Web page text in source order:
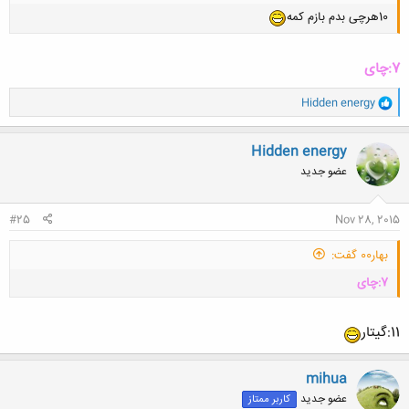
10هرچی بدم بازم کمه
7:چای
و
ا
ک
ن
ش
ه
ا
Hidden energy
Hidden energy
عضو جدید
Nov 28, 2015
#25
بهار00 گفت:
7:چای
کلیک کنید تا باز شود...
11:گیتار
mihua
عضو جدید کاربر ممتاز